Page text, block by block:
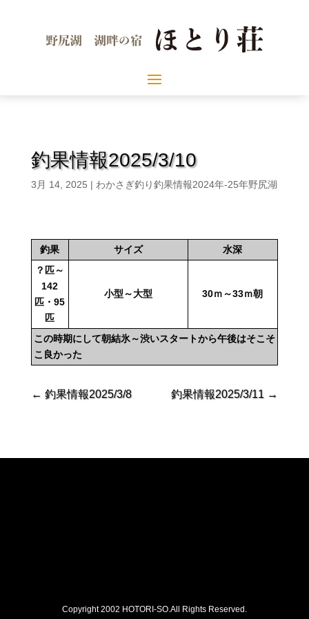
釣果情報2025/3/10
3月 14, 2025 | わかさぎ釣り釣果情報2024年-25年野尻湖
釣果 サイズ
水深
？匹～
142
匹・95
匹
小型～大型 30ｍ～33ｍ朝
この時期にして朝結氷～渋いスタートから午後はそこそ
こ良かった
← 釣果情報2025/3/8 釣果情報2025/3/11 →
Copyright 2002 HOTORI-SO.All Rights Reserved.